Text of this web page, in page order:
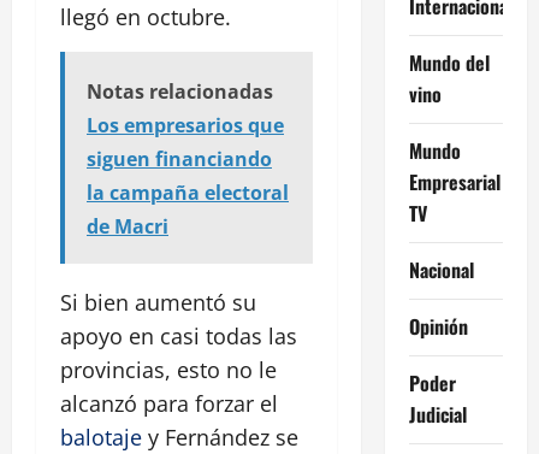
llegó en octubre.
Notas relacionadas
Los empresarios que
siguen financiando
la campaña electoral
de Macri
Si bien aumentó su
apoyo en casi todas las
provincias, esto no le
alcanzó para forzar el
balotaje y Fernández se
Mundo del
vino
Mundo
Empresarial
TV
Nacional
Opinión
Poder
Judicial